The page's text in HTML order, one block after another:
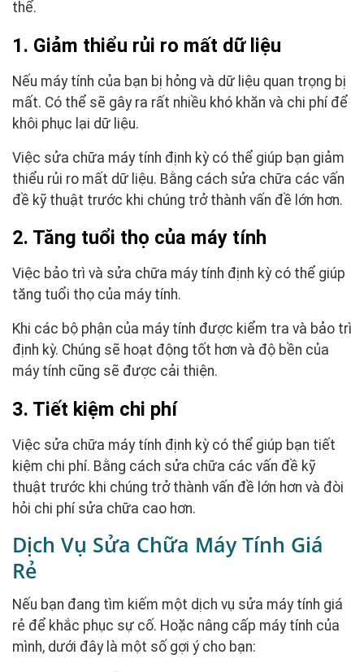
thể.
1. Giảm thiểu rủi ro mất dữ liệu
Nếu máy tính của bạn bị hỏng và dữ liệu quan trọng bị
mất. Có thể sẽ gây ra rất nhiều khó khăn và chi phí để
khôi phục lại dữ liệu.
Việc sửa chữa máy tính định kỳ có thể giúp bạn giảm
thiểu rủi ro mất dữ liệu. Bằng cách sửa chữa các vấn
đề kỹ thuật trước khi chúng trở thành vấn đề lớn hơn.
2. Tăng tuổi thọ của máy tính
Việc bảo trì và sửa chữa máy tính định kỳ có thể giúp
tăng tuổi thọ của máy tính.
Khi các bộ phận của máy tính được kiểm tra và bảo trì
định kỳ. Chúng sẽ hoạt động tốt hơn và độ bền của
máy tính cũng sẽ được cải thiện.
3. Tiết kiệm chi phí
Việc sửa chữa máy tính định kỳ có thể giúp bạn tiết
kiệm chi phí. Bằng cách sửa chữa các vấn đề kỹ
thuật trước khi chúng trở thành vấn đề lớn hơn và đòi
hỏi chi phí sửa chữa cao hơn.
Dịch Vụ Sửa Chữa Máy Tính Giá
Rẻ
Nếu bạn đang tìm kiếm một dịch vụ sửa máy tính giá
rẻ để khắc phục sự cố. Hoặc nâng cấp máy tính của
mình, dưới đây là một số gợi ý cho bạn: